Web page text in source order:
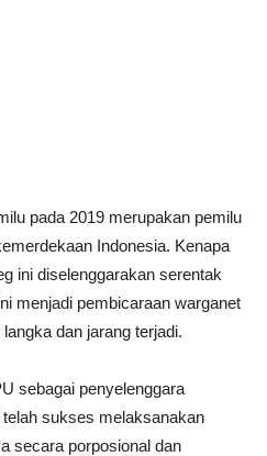
pada 2019 merupakan pemilu
Indonesia. Kenapa
ini diselenggarakan serentak
menjadi pembicaraan warganet
dan jarang terjadi.
sebagai penyelenggara
sukses melaksanakan
secara porposional dan